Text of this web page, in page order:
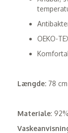
OEKO-
Længde: 78 cm
Materiale: